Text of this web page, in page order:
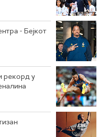
- Бејкот
рекорд у